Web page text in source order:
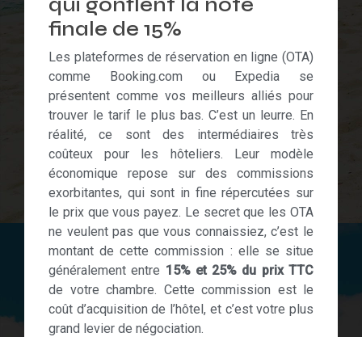
qui gonflent la note
finale de 15%
Les plateformes de réservation en ligne (OTA)
comme Booking.com ou Expedia se
présentent comme vos meilleurs alliés pour
trouver le tarif le plus bas. C’est un leurre. En
réalité, ce sont des intermédiaires très
coûteux pour les hôteliers. Leur modèle
économique repose sur des commissions
exorbitantes, qui sont in fine répercutées sur
le prix que vous payez. Le secret que les OTA
ne veulent pas que vous connaissiez, c’est le
montant de cette commission : elle se situe
généralement entre 15% et 25% du prix TTC
de votre chambre. Cette commission est le
coût d’acquisition de l’hôtel, et c’est votre plus
grand levier de négociation.